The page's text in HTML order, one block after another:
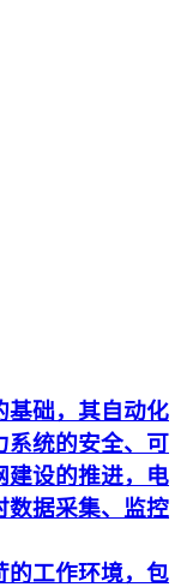
基础，其自动化
系统的安全、可
建设的推进，电
数据采集、监控
的工作环境，包